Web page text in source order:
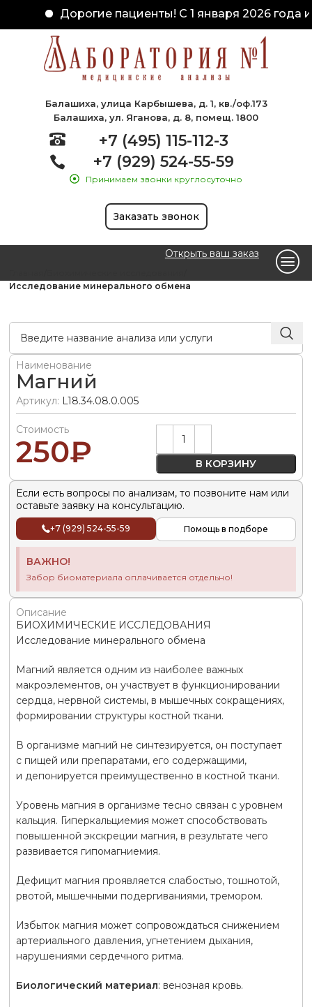
Дорогие пациенты! С 1 января 2026 года
Балашиха, улица Карбышева, д. 1, кв./оф.173
Балашиха, ул. Яганова, д. 8, помещ. 1800
+7 (495) 115-112-3
+7 (929) 524-55-59
Принимаем звонки круглосуточно
Заказать звонок
Открыть ваш заказ
Исследование минерального обмена
Наименование
Магний
Артикул: L18.34.08.0.005
Стоимость
250₽ В КОРЗИНУ
Alternative:
Если есть вопросы по анализам, то позвоните нам или
оставьте заявку на консультацию.
+7 (929) 524-55-59 Помощь в подборе
ВАЖНО!
Забор биоматериала оплачивается отдельно!
Описание
БИОХИМИЧЕСКИЕ ИССЛЕДОВАНИЯ
Исследование минерального обмена
Магний является одним из наиболее важных
макроэлементов, он участвует в функционировании
сердца, нервной системы, в мышечных сокращениях,
формировании структуры костной ткани.
В организме магний не синтезируется, он поступает
с пищей или препаратами, его содержащими,
и депонируется преимущественно в костной ткани.
Уровень магния в организме тесно связан с уровнем
кальция. Гиперкальциемия может способствовать
повышенной экскреции магния, в результате чего
развивается гипомагниемия.
Дефицит магния проявляется слабостью, тошнотой,
рвотой, мышечными подергиваниями, тремором.
Избыток магния может сопровождаться снижением
артериального давления, угнетением дыхания,
нарушениями сердечного ритма.
Биологический материал: венозная кровь.